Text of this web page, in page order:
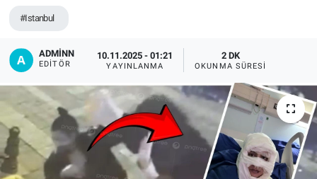
#Istanbul
ADMİNN
EDITÖR
10.11.2025 - 01:21
YAYINLANMA
2 DK
OKUNMA SÜRESI
KÜLTÜR SANAT
EĞİTİM
ÖZEL HABER
POLİTİKA
SAĞLIK
Haber Arşivi